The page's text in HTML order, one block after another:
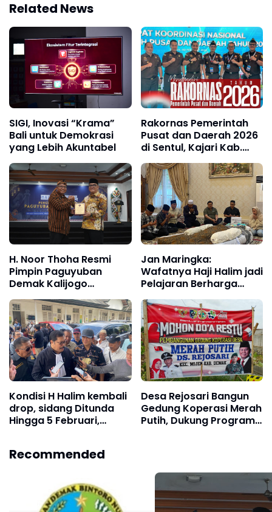
Related News
SIGI, Inovasi “Krama”
Bali untuk Demokrasi
yang Lebih Akuntabel
Rakornas Pemerintah
Pusat dan Daerah 2026
di Sentul, Kajari Kab.
Bogor Tegaskan
Komitmen Dukung
Indonesia Emas 2045
H. Noor Thoha Resmi
Pimpin Paguyuban
Demak Kalijogo
Balikpapan Periode
2025–2029
Jan Maringka:
Wafatnya Haji Halim jadi
Pelajaran Berharga
untuk Proses
Penegakan Hukum di
Indonesia
Kondisi H Halim kembali
drop, sidang Ditunda
Hingga 5 Februari,
untuk pengobatan
Desa Rejosari Bangun
Gedung Koperasi Merah
Putih, Dukung Program
Recommended